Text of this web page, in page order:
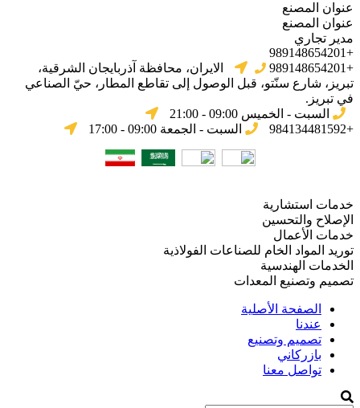
عنوان المصنع
عنوان المصنع
مدير تجاري
+989148654201
+989148654201
الایران، محافظة آذربایجان الشرقیة،
تبریز، شارع سنّتو، قبل الوصول إلى تقاطع المطار، حيّ الصناعي
في تبریز.
السبت - الخميس 09:00 - 21:00
+984134481592
السبت - الجمعة 09:00 - 17:00
خدمات استشارية
الإصلاح والتحسين
خدمات الأعمال
توريد المواد الخام للصناعات الفولاذية
الخدمات الهندسية
تصميم وتصنيع المعدات
الصفحة الأصلية
عندنا
تصميم وتصنيع
بازركاني
تواصل معنا